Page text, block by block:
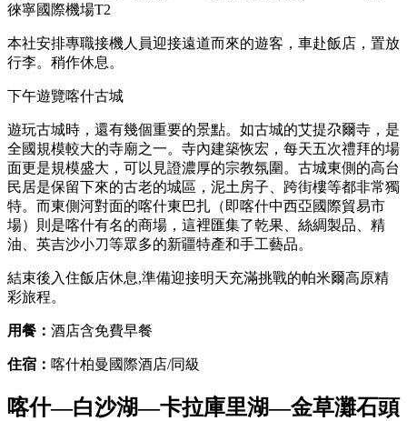
徠寧國際機場T2
本社安排專職接機人員迎接遠道而來的遊客，車赴飯店，置放
行李。稍作休息。
下午遊覽喀什古城
遊玩古城時，還有幾個重要的景點。如古城的艾提尕爾寺，是
全國規模較大的寺廟之一。寺內建築恢宏，每天五次禮拜的場
面更是規模盛大，可以見證濃厚的宗教氛圍。古城東側的高台
民居是保留下來的古老的城區，泥土房子、跨街樓等都非常獨
特。而東側河對面的喀什東巴扎（即喀什中西亞國際貿易市
場）則是喀什有名的商場，這裡匯集了乾果、絲綢製品、精
油、英吉沙小刀等眾多的新疆特產和手工藝品。
結束後入住飯店休息,準備迎接明天充滿挑戰的帕米爾高原精
彩旅程。
用餐： 酒店含免費早餐
住宿： 喀什柏曼國際酒店/同級
喀什—白沙湖—卡拉庫里湖—金草灘石頭